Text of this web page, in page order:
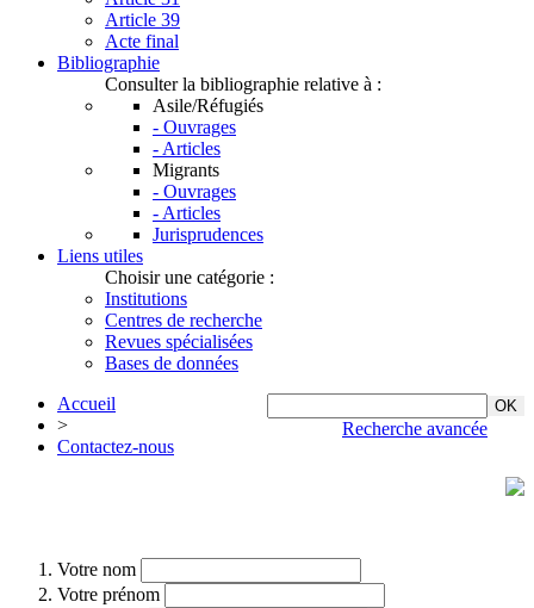
Article 39
Acte final
Bibliographie
Consulter la bibliographie relative à :
Asile/Réfugiés
- Ouvrages
- Articles
Migrants
- Ouvrages
- Articles
Jurisprudences
Liens utiles
Choisir une catégorie :
Institutions
Centres de recherche
Revues spécialisées
Bases de données
Recherche avancée
Accueil
>
Contactez-nous
Votre nom
Votre prénom